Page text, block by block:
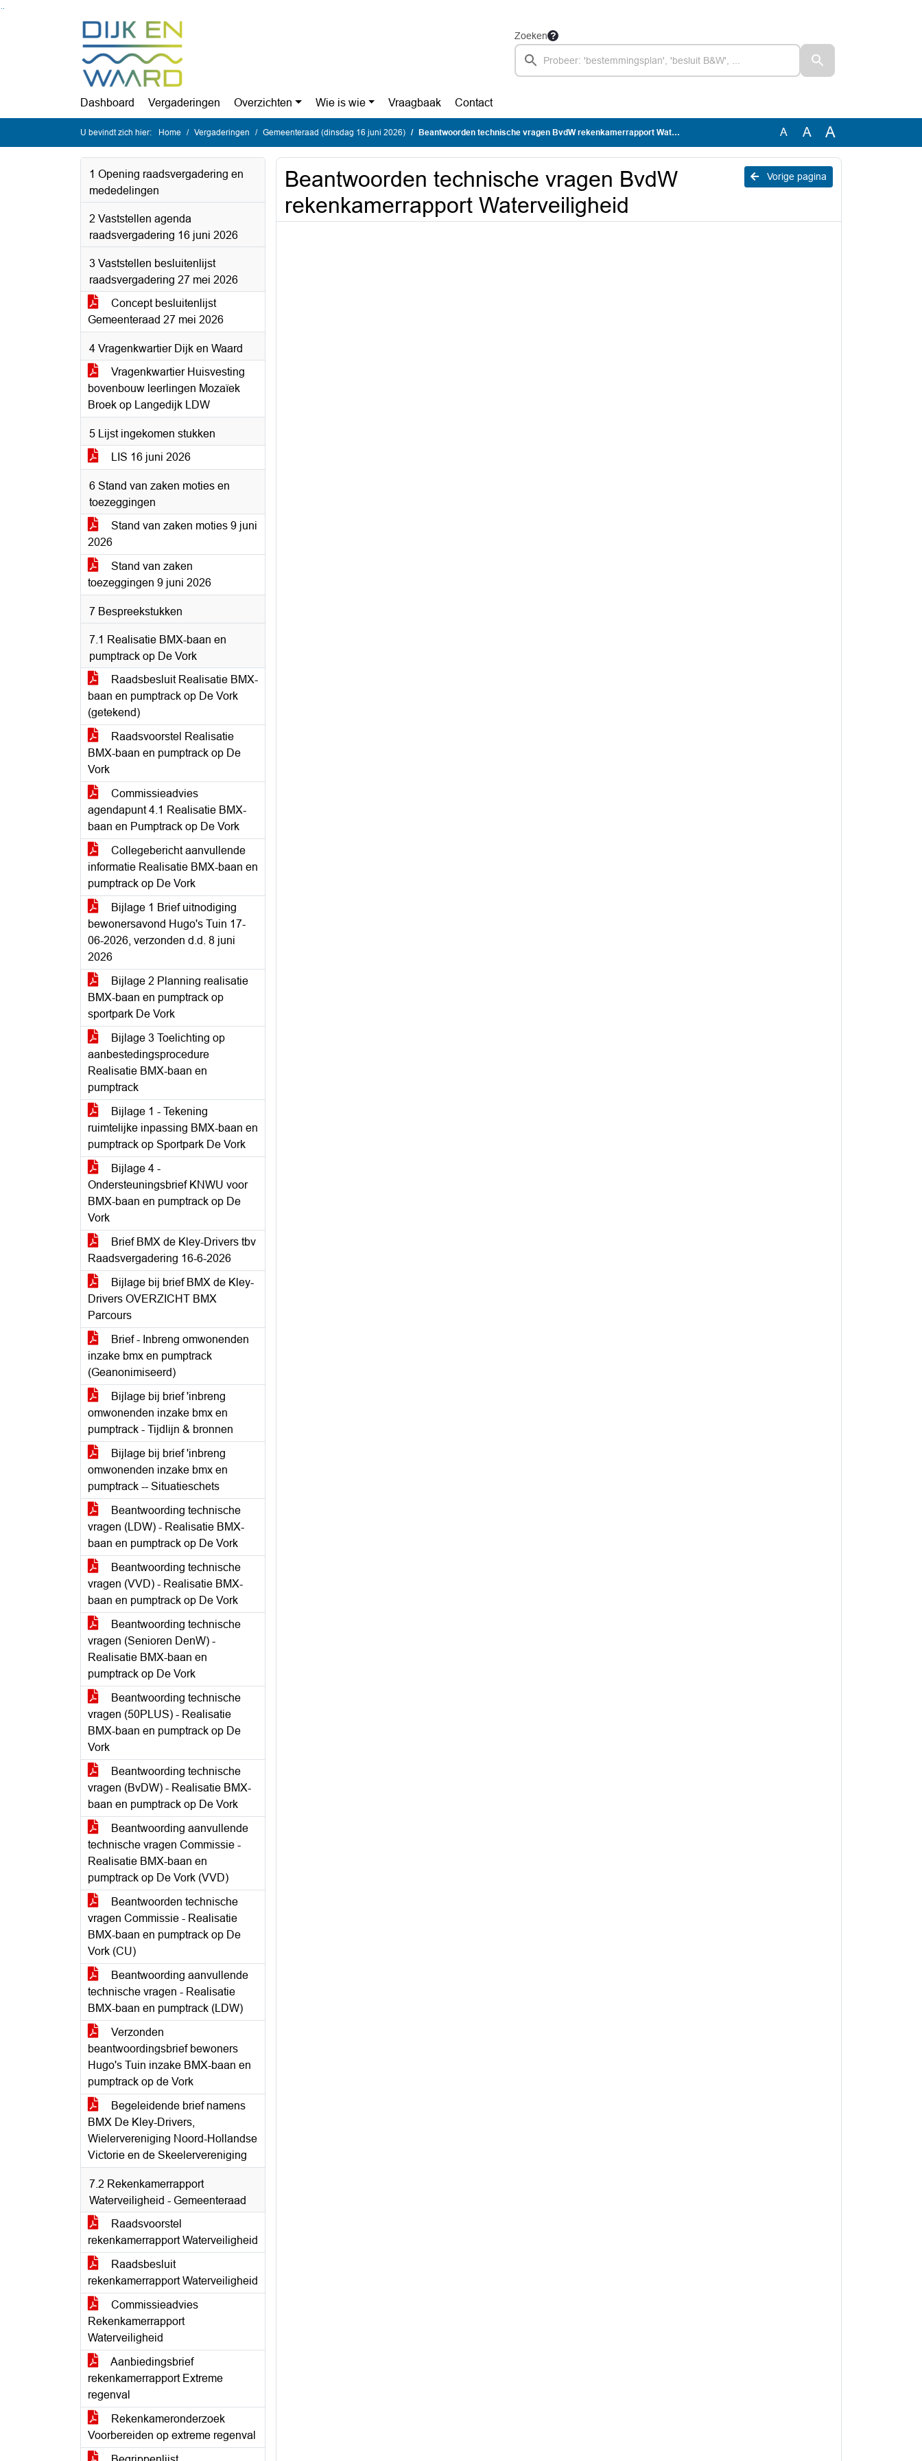
Zoeken
Dashboard Vergaderingen Overzichten Wie is wie Vraagbaak Contact
U bevindt zich hier: Home Vergaderingen Gemeenteraad (dinsdag 16 juni 2026) Beantwoorden technische vragen BvdW rekenkamerrapport Waterveiligheid A A A
1 Opening raadsvergadering en
mededelingen
2 Vaststellen agenda
raadsvergadering 16 juni 2026
3 Vaststellen besluitenlijst
raadsvergadering 27 mei 2026
Concept besluitenlijst
Gemeenteraad 27 mei 2026
4 Vragenkwartier Dijk en Waard
Vragenkwartier Huisvesting
bovenbouw leerlingen Mozaïek
Broek op Langedijk LDW
5 Lijst ingekomen stukken
LIS 16 juni 2026
6 Stand van zaken moties en
toezeggingen
Stand van zaken moties 9 juni
2026
Stand van zaken
toezeggingen 9 juni 2026
7 Bespreekstukken
7.1 Realisatie BMX-baan en
pumptrack op De Vork
Raadsbesluit Realisatie BMX-
baan en pumptrack op De Vork
(getekend)
Raadsvoorstel Realisatie
BMX-baan en pumptrack op De
Vork
Commissieadvies
agendapunt 4.1 Realisatie BMX-
baan en Pumptrack op De Vork
Collegebericht aanvullende
informatie Realisatie BMX-baan en
pumptrack op De Vork
Bijlage 1 Brief uitnodiging
bewonersavond Hugo's Tuin 17-
06-2026, verzonden d.d. 8 juni
2026
Bijlage 2 Planning realisatie
BMX-baan en pumptrack op
sportpark De Vork
Bijlage 3 Toelichting op
aanbestedingsprocedure
Realisatie BMX-baan en
pumptrack
Bijlage 1 - Tekening
ruimtelijke inpassing BMX-baan en
pumptrack op Sportpark De Vork
Bijlage 4 -
Ondersteuningsbrief KNWU voor
BMX-baan en pumptrack op De
Vork
Brief BMX de Kley-Drivers tbv
Raadsvergadering 16-6-2026
Bijlage bij brief BMX de Kley-
Drivers OVERZICHT BMX
Parcours
Brief - Inbreng omwonenden
inzake bmx en pumptrack
(Geanonimiseerd)
Bijlage bij brief 'inbreng
omwonenden inzake bmx en
pumptrack - Tijdlijn & bronnen
Bijlage bij brief 'inbreng
omwonenden inzake bmx en
pumptrack -- Situatieschets
Beantwoording technische
vragen (LDW) - Realisatie BMX-
baan en pumptrack op De Vork
Beantwoording technische
vragen (VVD) - Realisatie BMX-
baan en pumptrack op De Vork
Beantwoording technische
vragen (Senioren DenW) -
Realisatie BMX-baan en
pumptrack op De Vork
Beantwoording technische
vragen (50PLUS) - Realisatie
BMX-baan en pumptrack op De
Vork
Beantwoording technische
vragen (BvDW) - Realisatie BMX-
baan en pumptrack op De Vork
Beantwoording aanvullende
technische vragen Commissie -
Realisatie BMX-baan en
pumptrack op De Vork (VVD)
Beantwoorden technische
vragen Commissie - Realisatie
BMX-baan en pumptrack op De
Vork (CU)
Beantwoording aanvullende
technische vragen - Realisatie
BMX-baan en pumptrack (LDW)
Verzonden
beantwoordingsbrief bewoners
Hugo's Tuin inzake BMX-baan en
pumptrack op de Vork
Begeleidende brief namens
BMX De Kley-Drivers,
Wielervereniging Noord-Hollandse
Victorie en de Skeelervereniging
7.2 Rekenkamerrapport
Waterveiligheid - Gemeenteraad
Raadsvoorstel
rekenkamerrapport Waterveiligheid
Raadsbesluit
rekenkamerrapport Waterveiligheid
Commissieadvies
Rekenkamerrapport
Waterveiligheid
Aanbiedingsbrief
rekenkamerrapport Extreme
regenval
Rekenkameronderzoek
Voorbereiden op extreme regenval
Vorige pagina
Beantwoorden technische vragen BvdW
rekenkamerrapport Waterveiligheid